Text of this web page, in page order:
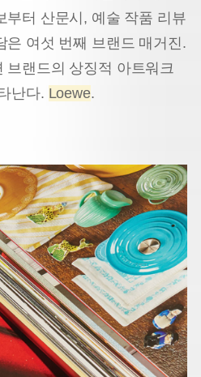
부터 산문시, 예술 작품 리뷰
은 여섯 번째 브랜드 매거진.
브랜드의 상징적 아트워크
난다. Loewe.